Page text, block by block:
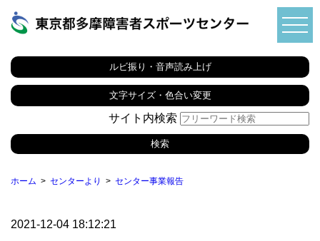
ルビ振り・音声読み上げ
文字サイズ・色合い変更
サイト内検索
ホーム センターより センター事業報告
2021-12-04 18:12:21